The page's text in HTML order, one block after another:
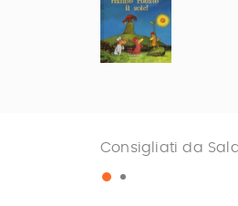
Consigliati da